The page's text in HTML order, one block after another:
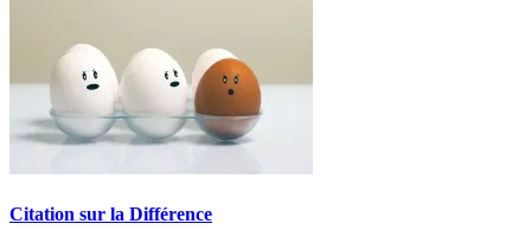
Citation sur la Différence